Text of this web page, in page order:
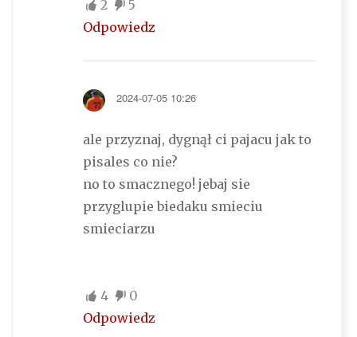
2
5
Odpowiedz
2024-07-05 10:26
ale przyznaj, dygnął ci pajacu jak to
pisales co nie?
no to smacznego! jebaj sie
przyglupie biedaku smieciu
smieciarzu
4
0
Odpowiedz